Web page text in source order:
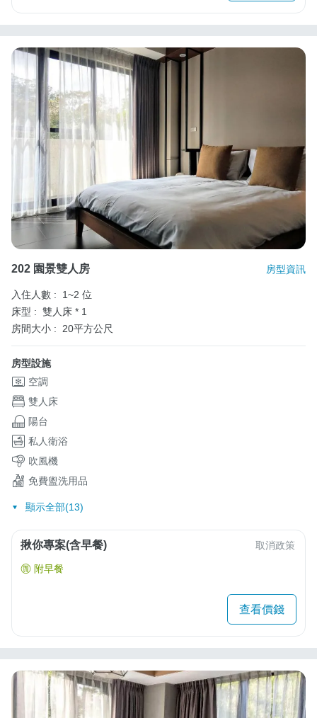
202 園景雙人房 房型資訊
入住人數 :
1~2 位
床型 : 雙人床 * 1
房間大小 : 20平方公尺
房型設施
空調
雙人床
陽台
私人衛浴
吹風機
免費盥洗用品
顯示全部(13)
揪你專案(含早餐) 取消政策
附早餐
查看價錢